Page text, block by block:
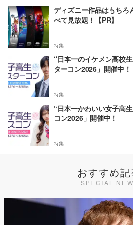
ディズニー作品はもちろ
べて見放題！【PR】
特集
“日本一のイケメン高校
ターコン2026」開催中！
特集
“日本一かわいい女子高
コン2026」開催中！
特集
おすすめ記
SPECIAL